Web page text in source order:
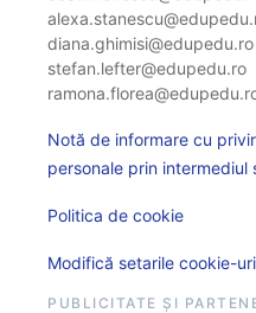
diana.ghimisi@edupedu.ro
stefan.lefter@edupedu.ro
Notă de informare cu
personale prin intermediul
Politica de cookie
Modifică setarile cookie-
PUBLICITATE ȘI